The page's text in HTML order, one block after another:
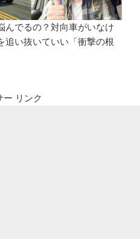
んでるの？対向車がいなけ
追い抜いていい「衝撃の根
ー リンク